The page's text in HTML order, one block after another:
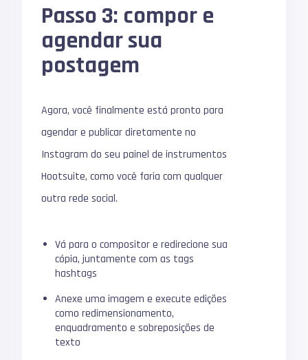
Passo 3: compor e
agendar sua
postagem
Agora, você finalmente está pronto para
agendar e publicar diretamente no
Instagram do seu painel de instrumentos
Hootsuite, como você faria com qualquer
outra rede social.
Vá para o compositor e redirecione sua
cópia, juntamente com as tags
hashtags
Anexe uma imagem e execute edições
como redimensionamento,
enquadramento e sobreposições de
texto